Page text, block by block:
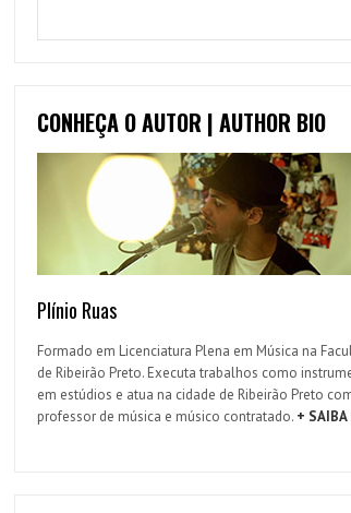
CONHEÇA O AUTOR | AUTHOR BIO
Plínio Ruas
Formado em Licenciatura Plena em Música na
de Ribeirão Preto. Executa trabalhos como
em estúdios e atua na cidade de Ribeirão Preto
professor de música e músico contratado. + SAIBA